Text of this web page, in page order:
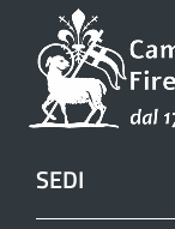
SEDI